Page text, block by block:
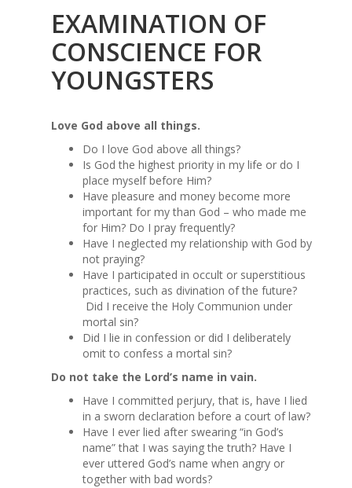
EXAMINATION OF
CONSCIENCE FOR
YOUNGSTERS
Love God above all things.
Do I love God above all things?
Is God the highest priority in my life or do I
place myself before Him?
Have pleasure and money become more
important for my than God – who made me
for Him? Do I pray frequently?
Have I neglected my relationship with God by
not praying?
Have I participated in occult or superstitious
practices, such as divination of the future?
Did I receive the Holy Communion under
mortal sin?
Did I lie in confession or did I deliberately
omit to confess a mortal sin?
Do not take the Lord’s name in vain.
Have I committed perjury, that is, have I lied
in a sworn declaration before a court of law?
Have I ever lied after swearing “in God’s
name” that I was saying the truth? Have I
ever uttered God’s name when angry or
together with bad words?